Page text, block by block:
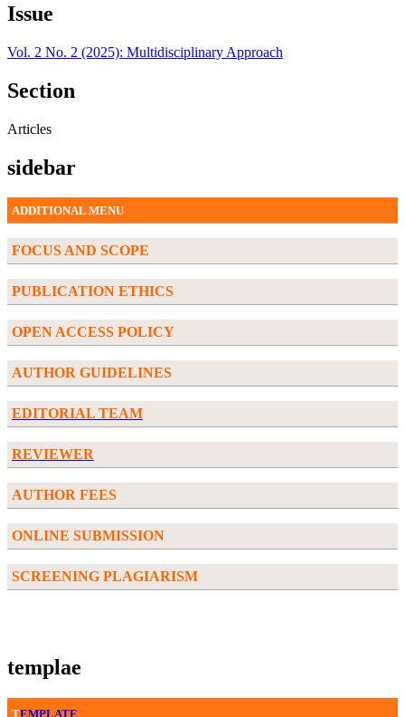
Issue
Vol. 2 No. 2 (2025): Multidisciplinary Approach
Section
Articles
sidebar
ADDITIONAL MENU
FOCUS AND SCOPE
PUBLICATION ETHICS
OPEN ACCESS POLICY
AUTHOR GUIDELINES
EDITORIAL TEAM
REVIEWER
AUTHOR FEES
ONLINE SUBMISSION
SCREENING PLAGIARISM
templae
TEMPLATE